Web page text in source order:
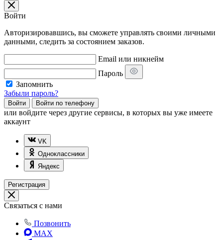
Войти
Авторизировавшись, вы сможете управлять своими личными
данными, следить за состоянием заказов.
Email или никнейм
Пароль
Запомнить
Забыли пароль?
Войти Войти по телефону
или войдите через другие сервисы, в которых вы уже имеете
аккаунт
VK
Одноклассники
Яндекс
Регистрация
Связаться с нами
Позвонить
MAX